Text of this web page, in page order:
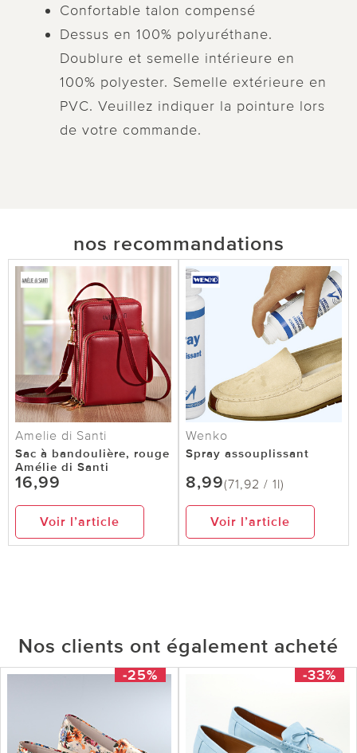
Confortable talon compensé
Dessus en 100% polyuréthane.
Doublure et semelle intérieure en
100% polyester. Semelle extérieure en
PVC. Veuillez indiquer la pointure lors
de votre commande.
nos recommandations
Amelie di Santi
Sac à bandoulière, rouge
Amélie di Santi
16,99
Voir l’article
Wenko
Spray assouplissant
8,99(71,92 / 1l)
Voir l’article
Nos clients ont également acheté
-25% -33%